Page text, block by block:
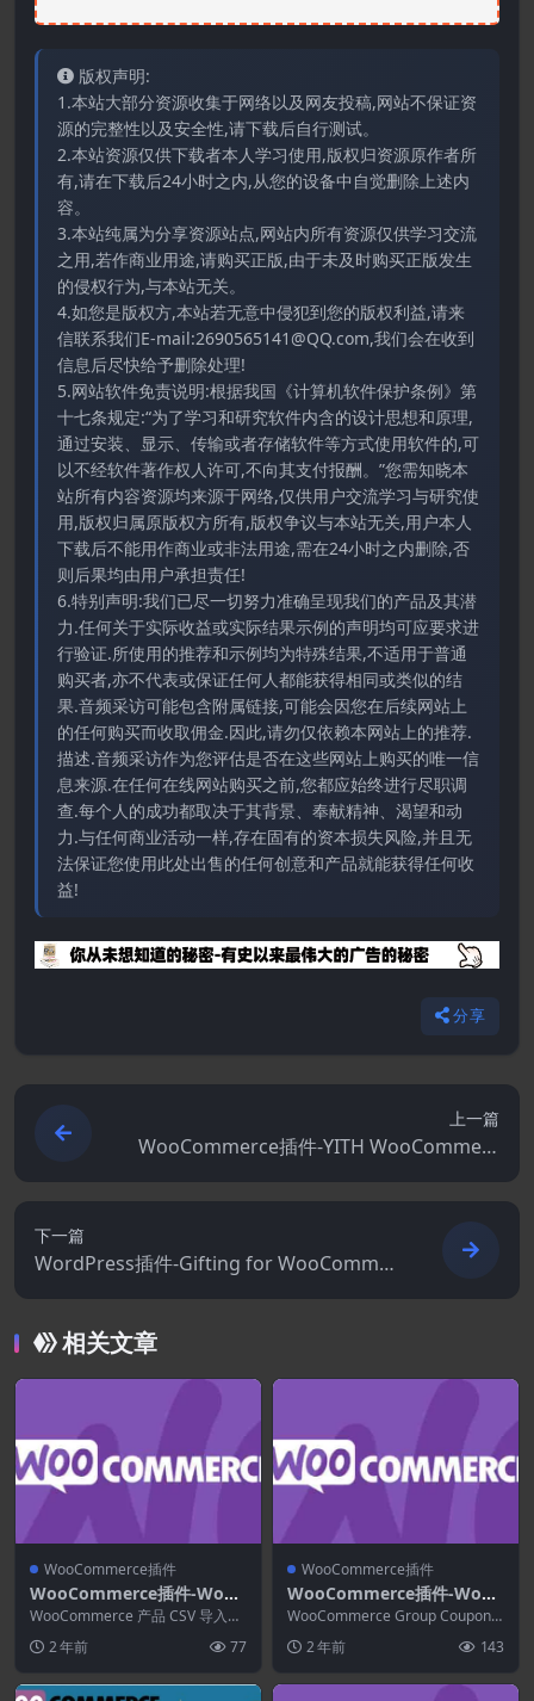
版权声明:
1.本站大部分资源收集于网络以及网友投稿,网站不保证资
源的完整性以及安全性,请下载后自行测试。
2.本站资源仅供下载者本人学习使用,版权归资源原作者所
有,请在下载后24小时之内,从您的设备中自觉删除上述内
容。
3.本站纯属为分享资源站点,网站内所有资源仅供学习交流
之用,若作商业用途,请购买正版,由于未及时购买正版发生
的侵权行为,与本站无关。
4.如您是版权方,本站若无意中侵犯到您的版权利益,请来
信联系我们E-mail:2690565141@QQ.com,我们会在收到
信息后尽快给予删除处理!
5.网站软件免责说明:根据我国《计算机软件保护条例》第
十七条规定:“为了学习和研究软件内含的设计思想和原理,
通过安装、显示、传输或者存储软件等方式使用软件的,可
以不经软件著作权人许可,不向其支付报酬。”您需知晓本
站所有内容资源均来源于网络,仅供用户交流学习与研究使
用,版权归属原版权方所有,版权争议与本站无关,用户本人
下载后不能用作商业或非法用途,需在24小时之内删除,否
则后果均由用户承担责任!
6.特别声明:我们已尽一切努力准确呈现我们的产品及其潜
力.任何关于实际收益或实际结果示例的声明均可应要求进
行验证.所使用的推荐和示例均为特殊结果,不适用于普通
购买者,亦不代表或保证任何人都能获得相同或类似的结
果.音频采访可能包含附属链接,可能会因您在后续网站上
的任何购买而收取佣金.因此,请勿仅依赖本网站上的推荐.
描述.音频采访作为您评估是否在这些网站上购买的唯一信
息来源.在任何在线网站购买之前,您都应始终进行尽职调
查.每个人的成功都取决于其背景、奉献精神、渴望和动
力.与任何商业活动一样,存在固有的资本损失风险,并且无
法保证您使用此处出售的任何创意和产品就能获得任何收
益!
分享
上一篇
WooCommerce插件-YITH WooCommerc
e Cart Messages 1.26.0
下一篇
WordPress插件-Gifting for WooCommer
ce Subscriptions 2.7.0
相关文章
WooCommerce插件
WooCommerce插件-WooC
ommerce Product CSV Im
port Suite 1.10.76
WooCommerce 产品 CSV 导入套
来自预...
2 年前 77
WooCommerce插件
WooCommerce插件-WooC
ommerce Group Coupons
2.10.0
WooCommerce Group Coupons
2 年前 143